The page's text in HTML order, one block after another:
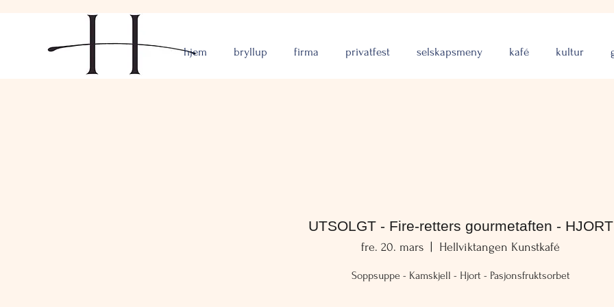
hjem bryllup firma privatfest selskapsmeny kafé kultur
UTSOLGT - Fire-retters gourmetaften - HJORT
fre. 20. mars Hellviktangen Kunstkafé
Soppsuppe - Kamskjell - Hjort - Pasjonsfruktsorbet